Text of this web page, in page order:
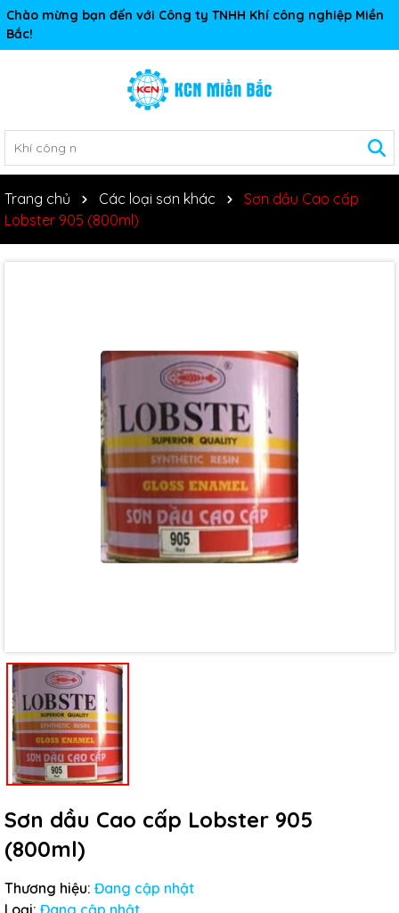
Chào mừng bạn đến với Công ty TNHH Khí công nghiệp Miền
Bắc!
Trang chủ Các loại sơn khác
Sơn dầu Cao cấp
Lobster 905 (800ml)
Sơn dầu Cao cấp Lobster 905
(800ml)
Thương hiệu: Đang cập nhật
Loại: Đang cập nhật